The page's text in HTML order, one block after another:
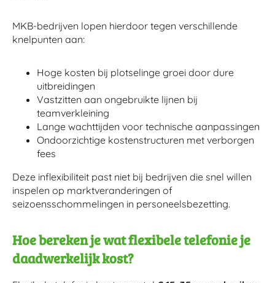
MKB-bedrijven lopen hierdoor tegen verschillende
knelpunten aan:
Hoge kosten bij plotselinge groei door dure
uitbreidingen
Vastzitten aan ongebruikte lijnen bij
teamverkleining
Lange wachttijden voor technische aanpassingen
Ondoorzichtige kostenstructuren met verborgen
fees
Deze inflexibiliteit past niet bij bedrijven die snel willen
inspelen op marktveranderingen of
seizoensschommelingen in personeelsbezetting.
Hoe bereken je wat flexibele telefonie je
daadwerkelijk kost?